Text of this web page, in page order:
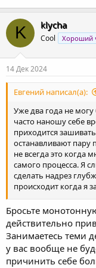
K klycha
Cool Хороший
14 Дек 2024
Евгений написал(а):
Уже два года не
часто наношу себе
приходится
останавливают пару
не всегда это когда
самого процесса. Я
сделать надрез
происходит когда я
мысли слишком
сдерживающие меня
потеряю контроль
проблемы в
подсознательном
мне с этим делать?
психиатру по
Бросьте
действительно
Занимаетесь теми
у вас вообще не
причинить себе